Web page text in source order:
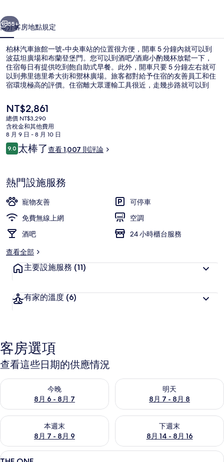
號-
中
央
車
站
的
相
片
集
個 下一個
55+
簡介客房地點規定
柏林汽車旅館一號-中央車站的位置很方便，開車 5 分鐘內就可以到
波茲坦廣場和布蘭登堡門。您可以到酒吧/酒廊小酌幾杯放鬆一下，
住宿每日有提供吃到飽自助式早餐。此外，開車只要 5 分鐘左右就可
以到弗里德里希大街和禦林廣場。旅客都對給予住宿的友善員工和住
宿環境極高的評價。住宿離大眾運輸工具很近，走幾步路就可以到
到。
目
前
的
價
格
是
NT$2,861
總價 NT$3,290
含稅金和其他費用
8 月 9 日 - 8 月 10 日
評
論
9.09.0 分，滿分 10 分，
太棒了查看 1,007 則評論
熱門設施服務
寵物友善
可停車
免費無線上網
空調
酒吧
24 小時櫃台服務
查看全部
主要設施服務 (11)
有家的溫度 (6)
客房選項
查看這些日期的供應情況
今晚
8月 6 - 8月 7
查看今晚 (8月 6 - 8月 7) 的供應情況
明天
8月 7 - 8月 8
查看明天 (8月 7 - 8月 8) 的供
本週末
8月 7 - 8月 9
查看本週末 (8月 7 - 8月 9) 的供應情況
下週末
8月 14 - 8月 16
查看下週末 (8月 14 - 8月 16)
顯 10